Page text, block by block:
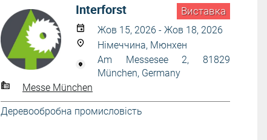
Виставка
Interforst
Жов 15, 2026 - Жов 18, 2026
Німеччина, Мюнхен
Am Messesee 2, 81829
München, Germany
Messe München
Деревообробна промисловість